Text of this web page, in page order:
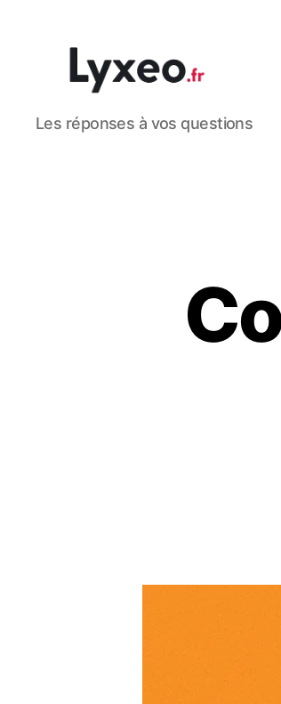
lyxeo.fr
Les réponses à vos questions